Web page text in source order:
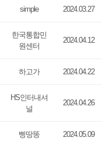
simple 2024.03.27
한국통합민
원센터
2024.04.12
하고가 2024.04.22
HS인터내셔
널
2024.04.26
삥땅똥 2024.05.09